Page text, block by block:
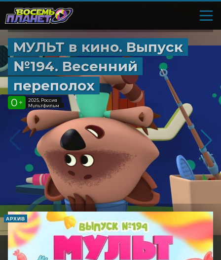
МУЛЬТ в кино. Выпуск
№194. Весенний
переполох
0 +
2025, Россия
Мультфильм
АРХИВ